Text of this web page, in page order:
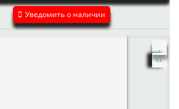
Уведомить о наличии